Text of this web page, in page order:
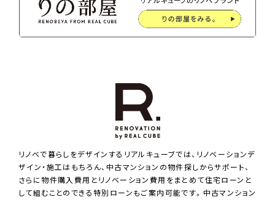
リノベで暮らしをデザインするリアルキューブでは、リノベーションデ
ザイン・施工はもちろん、中古マンションの物件探しからサポート、
さらに物件購入費用とリノベーション費用をまとめて住宅ローンと
して組むことのできる特別ローンもご案内可能です。中古マンション